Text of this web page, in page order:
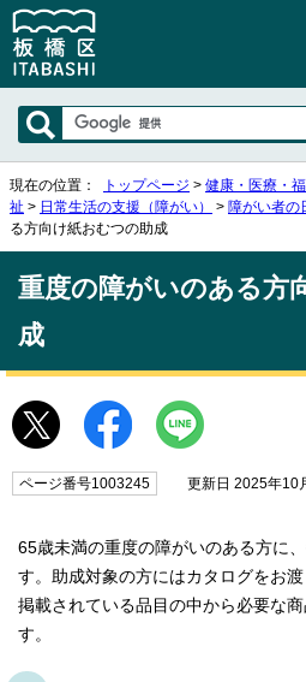
現在の位置： トップページ > 健康・医療・
祉 > 日常生活の支援（障がい） > 障がい者の
る方向け紙おむつの助成
重度の障がいのある方
成
ページ番号1003245 更新日 2025年10
65歳未満の重度の障がいのある方に
す。助成対象の方にはカタログをお
掲載されている品目の中から必要な
す。